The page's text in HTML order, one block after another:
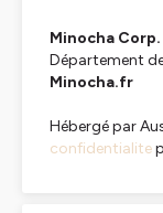
Minocha Corp.
Département
Minocha.fr
Hébergé par
confidentialite